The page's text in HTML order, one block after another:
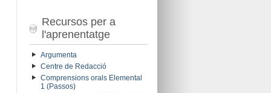
Recursos per a
l'aprenentatge
Argumenta
Centre de Redacció
Comprensions orals Elemental
1 (Passos)